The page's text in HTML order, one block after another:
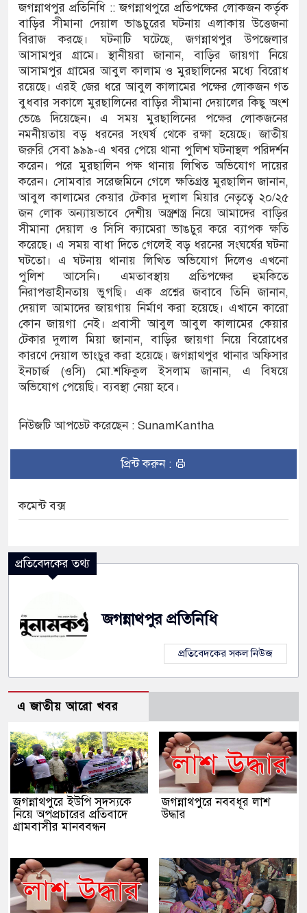
সব অভিযোগ
দীর্ঘ লাইন
ভবনের উদ্বোধন
লীগের নেই :
পলিন, রিপন-
সেন্টারের উদ্বোধন
জগন্নাথপুর প্রতিনিধি :: জগন্নাথপুরে প্রতিপক্ষের লোকজন কর্তৃক
বাড়ির সীমানা দেয়াল ভাঙচুরের ঘটনায় এলাকায় উত্তেজনা
বিরাজ করছে। ঘটনাটি ঘটেছে, জগন্নাথপুর উপজেলার
আসামপুর গ্রামে। স্থানীয়রা জানান, বাড়ির জায়গা নিয়ে
আসামপুর গ্রামের আবুল কালাম ও মুরছালিনের মধ্যে বিরোধ
রয়েছে। এরই জের ধরে আবুল কালামের পক্ষের লোকজন গত
বুধবার সকালে মুরছালিনের বাড়ির সীমানা দেয়ালের কিছু অংশ
ভেঙে দিয়েছেন। এ সময় মুরছালিনের পক্ষের লোকজনের
নমনীয়তায় বড় ধরনের সংঘর্ষ থেকে রক্ষা হয়েছে। জাতীয়
জরুরি সেবা ৯৯৯-এ খবর পেয়ে থানা পুলিশ ঘটনাস্থল পরিদর্শন
করেন। পরে মুরছালিন পক্ষ থানায় লিখিত অভিযোগ দায়ের
করেন। সোমবার সরেজমিনে গেলে ক্ষতিগ্রস্ত মুরছালিন জানান,
আবুল কালামের কেয়ার টেকার দুলাল মিয়ার নেতৃত্বে ২০/২৫
জন লোক অন্যায়ভাবে দেশীয় অস্ত্রশস্ত্র নিয়ে আমাদের বাড়ির
সীমানা দেয়াল ও সিসি ক্যামেরা ভাঙচুর করে ব্যাপক ক্ষতি
করেছে। এ সময় বাধা দিতে গেলেই বড় ধরনের সংঘর্ষের ঘটনা
ঘটতো। এ ঘটনায় থানায় লিখিত অভিযোগ দিলেও এখনো
পুলিশ আসেনি। এমতাবস্থায় প্রতিপক্ষের হুমকিতে
নিরাপত্তাহীনতায় ভুগছি। এক প্রশ্নের জবাবে তিনি জানান,
দেয়াল আমাদের জায়গায় নির্মাণ করা হয়েছে। এখানে কারো
কোন জায়গা নেই। প্রবাসী আবুল আবুল কালামের কেয়ার
টেকার দুলাল মিয়া জানান, বাড়ির জায়গা নিয়ে বিরোধের
কারণে দেয়াল ভাংচুর করা হয়েছে। জগন্নাথপুর থানার অফিসার
ইনচার্জ (ওসি) মো.শফিকুল ইসলাম জানান, এ বিষয়ে
অভিযোগ পেয়েছি। ব্যবস্থা নেয়া হবে।
নিউজটি আপডেট করেছেন : SunamKantha
প্রিন্ট করুন :
কমেন্ট বক্স
প্রতিবেদকের তথ্য
জগন্নাথপুর প্রতিনিধি
প্রতিবেদকের সকল নিউজ
এ জাতীয় আরো খবর
জগন্নাথপুরে ইউপি সদস্যকে
নিয়ে অপপ্রচারের প্রতিবাদে
গ্রামবাসীর মানববন্ধন
জগন্নাথপুরে নববধূর লাশ
উদ্ধার